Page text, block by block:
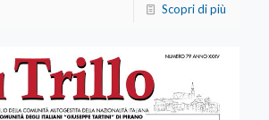
Scopri di più